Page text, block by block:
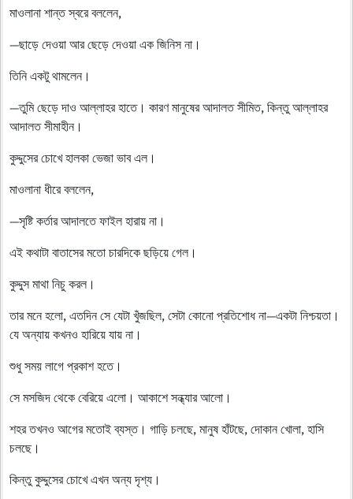
মাওলানা শান্ত স্বরে বললেন,
—ছাড়ে দেওয়া আর ছেড়ে দেওয়া এক জিনিস না।
তিনি একটু থামলেন।
—তুমি ছেড়ে দাও আল্লাহর হাতে। কারণ মানুষের আদালত সীমিত, কিন্তু আল্লাহর
আদালত সীমাহীন।
কুদ্দুসের চোখে হালকা ভেজা ভাব এল।
মাওলানা ধীরে বললেন,
—সৃষ্টি কর্তার আদালতে ফাইল হারায় না।
এই কথাটা বাতাসের মতো চারদিকে ছড়িয়ে গেল।
কুদ্দুস মাথা নিচু করল।
তার মনে হলো, এতদিন সে যেটা খুঁজছিল, সেটা কোনো প্রতিশোধ না—একটা নিশ্চয়তা।
যে অন্যায় কখনও হারিয়ে যায় না।
শুধু সময় লাগে প্রকাশ হতে।
সে মসজিদ থেকে বেরিয়ে এলো। আকাশে সন্ধ্যার আলো।
শহর তখনও আগের মতোই ব্যস্ত। গাড়ি চলছে, মানুষ হাঁটছে, দোকান খোলা, হাসি
চলছে।
কিন্তু কুদ্দুসের চোখে এখন অন্য দৃশ্য।